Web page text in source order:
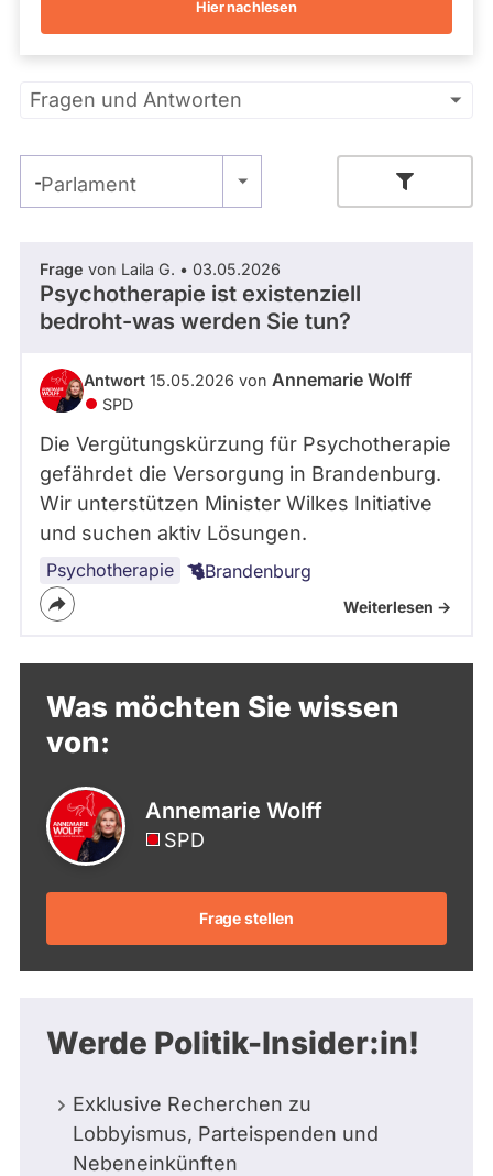
Kandidaturen
und
Mandaten
nicht
berücksichtigt.
Hier nachlesen
Primäre
Fragen und Antworten
Parlament
- Alle -
Thema
- Alle -
Antwort Status
- Alle -
Frage von Laila G. • 03.05.2026
Psychotherapie ist existenziell
bedroht-was werden Sie tun?
Antwort 15.05.2026 von Annemarie Wolff
SPD
Die Vergütungskürzung für Psychotherapie
gefährdet die Versorgung in Brandenburg.
Wir unterstützen Minister Wilkes Initiative
und suchen aktiv Lösungen.
Psychotherapie Brandenburg
Weiterlesen ->
Was möchten Sie wissen
von:
Annemarie Wolff
SPD
Frage stellen
Werde Politik-Insider:in!
Exklusive Recherchen zu
Lobbyismus, Parteispenden und
Nebeneinkünften